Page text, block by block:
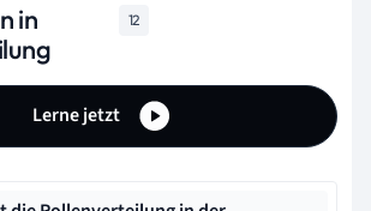
in
12
Lerne jetzt